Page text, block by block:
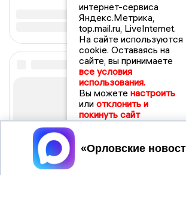
интернет-сервиса
Яндекс.Метрика,
top.mail.ru, LiveInternet.
На сайте используются
cookie. Оставаясь на
сайте, вы принимаете
все условия
использования.
Вы можете настроить
или отклонить и
покинуть сайт
Принять